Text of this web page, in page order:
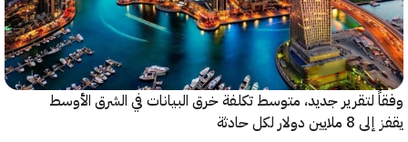
جديد، متوسط تكلفة خرق البيانات في الشرق الأوسط
لكل حادثة